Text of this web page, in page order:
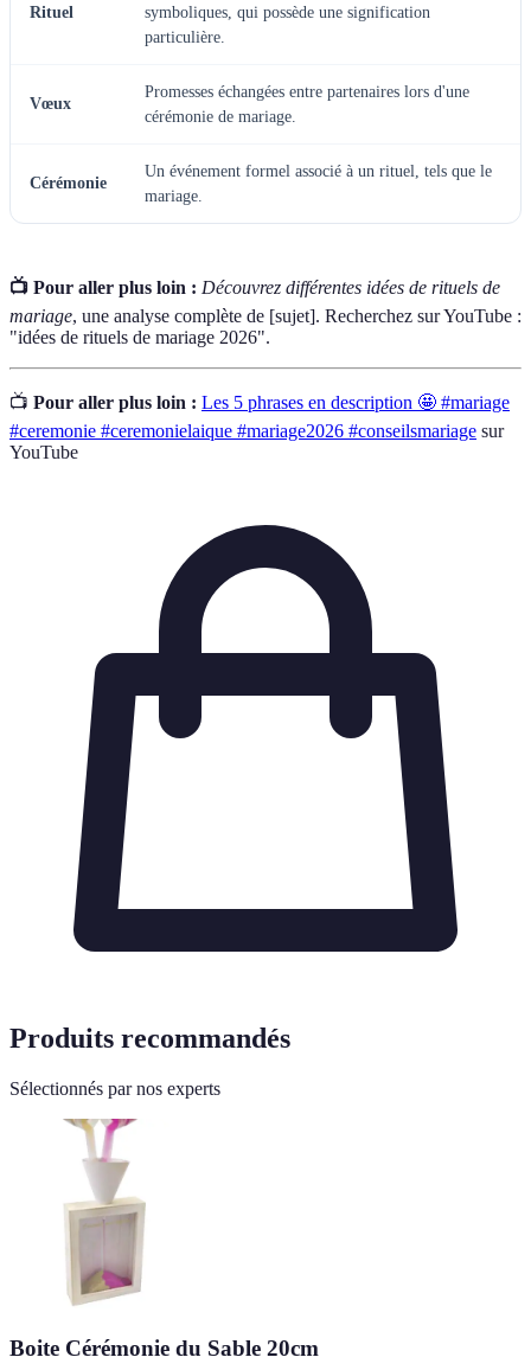
Rituel
symboliques, qui possède une signification
particulière.
Vœux
Promesses échangées entre partenaires lors d'une
cérémonie de mariage.
Cérémonie
Un événement formel associé à un rituel, tels que le
mariage.
📺 Pour aller plus loin : Découvrez différentes idées de rituels de
mariage, une analyse complète de [sujet]. Recherchez sur YouTube :
"idées de rituels de mariage 2026".
📺 Pour aller plus loin : Les 5 phrases en description 🤩 #mariage
#ceremonie #ceremonielaique #mariage2026 #conseilsmariage sur
YouTube
Produits recommandés
Sélectionnés par nos experts
Boite Cérémonie du Sable 20cm